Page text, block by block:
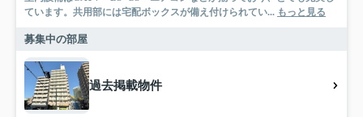
ています。共用部には宅配ボックスが備え付けられてい... もっと見る
募集中の部屋
過去掲載物件